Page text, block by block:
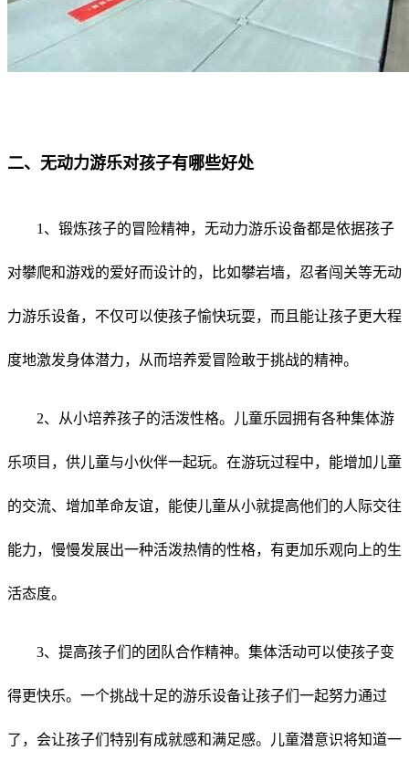
二、无动力游乐对孩子有哪些好处
1、锻炼孩子的冒险精神，无动力游乐设备都是依据孩子
对攀爬和游戏的爱好而设计的，比如攀岩墙，忍者闯关等无动
力游乐设备，不仅可以使孩子愉快玩耍，而且能让孩子更大程
度地激发身体潜力，从而培养爱冒险敢于挑战的精神。
2、从小培养孩子的活泼性格。儿童乐园拥有各种集体游
乐项目，供儿童与小伙伴一起玩。在游玩过程中，能增加儿童
的交流、增加革命友谊，能使儿童从小就提高他们的人际交往
能力，慢慢发展出一种活泼热情的性格，有更加乐观向上的生
活态度。
3、提高孩子们的团队合作精神。集体活动可以使孩子变
得更快乐。一个挑战十足的游乐设备让孩子们一起努力通过
了，会让孩子们特别有成就感和满足感。儿童潜意识将知道一